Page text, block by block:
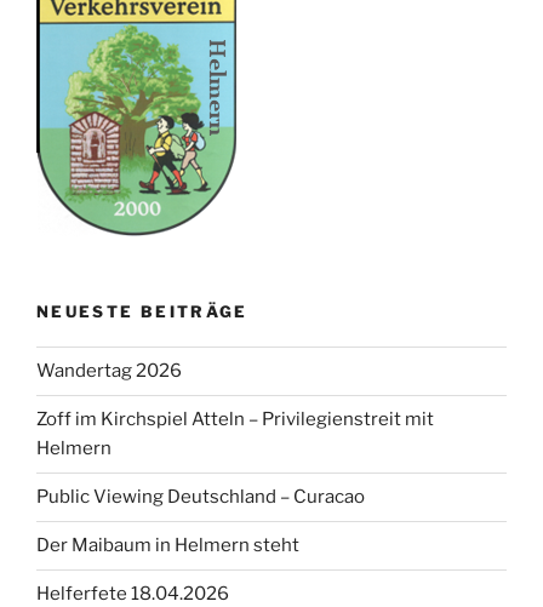
NEUESTE BEITRÄGE
Wandertag 2026
Zoff im Kirchspiel Atteln – Privilegienstreit mit
Helmern
Public Viewing Deutschland – Curacao
Der Maibaum in Helmern steht
Helferfete 18.04.2026